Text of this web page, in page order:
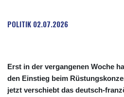
POLITIK 02.07.2026
Erst in der vergangenen Woche
den Einstieg beim
jetzt verschiebt das deutsch-